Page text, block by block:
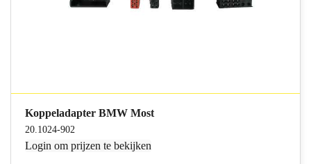
Koppeladapter BMW Most
20.1024-902
Login om prijzen te bekijken